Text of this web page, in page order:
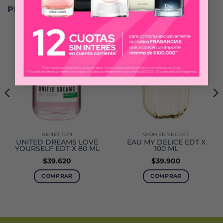
PRODUCTOS RELACIONADOS
BENETTON
UNITED DREAMS LOVE
YOURSELF EDT X 80 ML
$39.620
COMPRAR
WOMEN’SECRET
EAU MY DELICE EDT X
100 ML
$39.900
COMPRAR